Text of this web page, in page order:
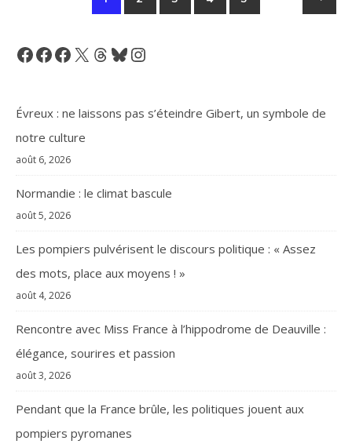
Facebook
Facebook
Facebook
X Threads
BlueskyInstagram
Évreux : ne laissons pas s’éteindre Gibert, un symbole de
notre culture
août 6, 2026
Normandie : le climat bascule
août 5, 2026
Les pompiers pulvérisent le discours politique : « Assez
des mots, place aux moyens ! »
août 4, 2026
Rencontre avec Miss France à l’hippodrome de Deauville :
élégance, sourires et passion
août 3, 2026
Pendant que la France brûle, les politiques jouent aux
pompiers pyromanes